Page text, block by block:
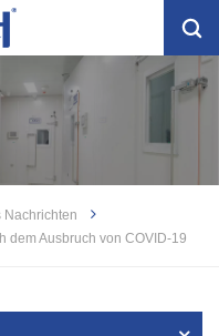
Nachrichten
dem Ausbruch von COVID-19